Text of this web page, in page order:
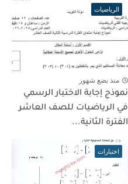
الرياضيات
منذ بضع شهور
نموذج إجابة الاختبار الرسمي
في الرياضيات للصف العاشر
الفترة الثانية...
اختبارات